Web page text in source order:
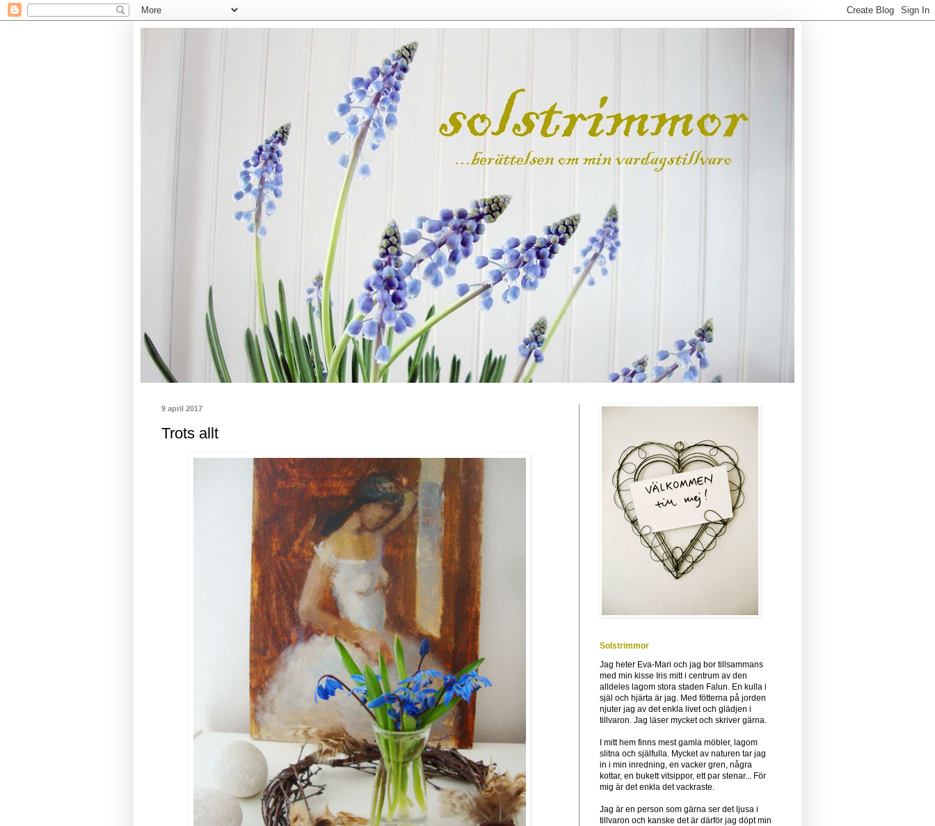
9 april 2017
Trots allt
Solstrimmor
Jag heter Eva-Mari och jag bor tillsammans
med min kisse Iris mitt i centrum av den
alldeles lagom stora staden Falun. En kulla i
själ och hjärta är jag. Med fötterna på jorden
njuter jag av det enkla livet och glädjen i
tillvaron. Jag läser mycket och skriver gärna.
I mitt hem finns mest gamla möbler, lagom
slitna och själfulla. Mycket av naturen tar jag
in i min inredning, en vacker gren, några
kottar, en bukett vitsippor, ett par stenar... För
mig är det enkla det vackraste.
Jag är en person som gärna ser det ljusa i
tillvaron och kanske det är därför jag döpt min